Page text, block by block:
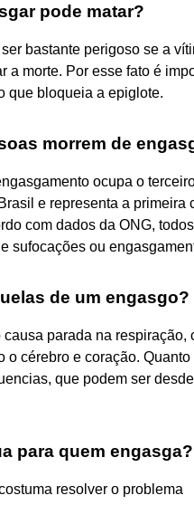
pode matar?
bastante perigoso se a
a morte. Por esse fato é
que bloqueia a epiglote.
morrem de
ocupa o
e representa a
com dados da ONG,
sufocações ou
de um engasgo?
causa parada na
o cérebro e coração.
que podem ser
para quem engasga?
resolver o problema